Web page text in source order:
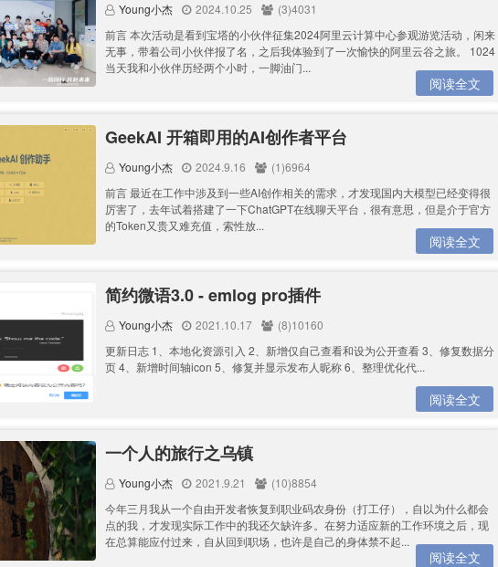
Young小杰 2024.10.25
(3)4031
前言 本次活动是看到宝塔的小伙伴征集2024阿里云计算中心参观游览活动，闲来
无事，带着公司小伙伴报了名，之后我体验到了一次愉快的阿里云谷之旅。 1024
当天我和小伙伴历经两个小时，一脚油门...
阅读全文
GeekAI 开箱即用的AI创作者平台
Young小杰 2024.9.16
(1)6964
前言 最近在工作中涉及到一些AI创作相关的需求，才发现国内大模型已经变得很
厉害了，去年试着搭建了一下ChatGPT在线聊天平台，很有意思，但是介于官方
的Token又贵又难充值，索性放...
阅读全文
简约微语3.0 - emlog pro插件
Young小杰 2021.10.17
(8)10160
更新日志 1、本地化资源引入 2、新增仅自己查看和设为公开查看 3、修复数据分
页 4、新增时间轴icon 5、修复并显示发布人昵称 6、整理优化代...
阅读全文
一个人的旅行之乌镇
Young小杰 2021.9.21
(10)8854
今年三月我从一个自由开发者恢复到职业码农身份（打工仔），自以为什么都会
点的我，才发现实际工作中的我还欠缺许多。在努力适应新的工作环境之后，现
在总算能应付过来，自从回到职场，也许是自己的身体禁不起...
阅读全文